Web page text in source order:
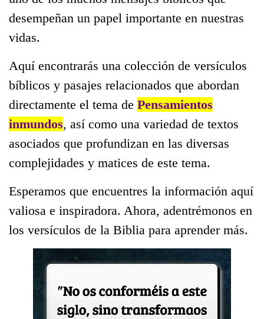
desempeñan un papel importante en nuestras
vidas.
Aquí encontrarás una colección de versículos
bíblicos y pasajes relacionados que abordan
directamente el tema de Pensamientos
inmundos, así como una variedad de textos
asociados que profundizan en las diversas
complejidades y matices de este tema.
Esperamos que encuentres la información aquí
valiosa e inspiradora. Ahora, adentrémonos en
los versículos de la Biblia para aprender más.